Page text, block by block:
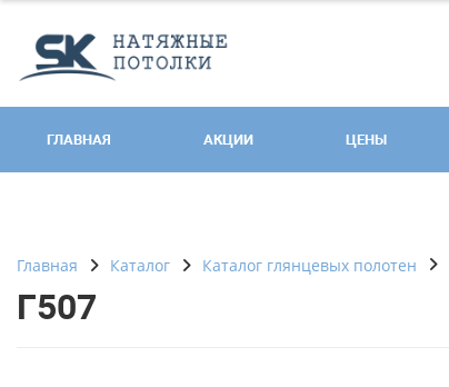
ГЛАВНАЯ АКЦИИ ЦЕНЫ
Главная Каталог Каталог глянцевых полотен
Г507